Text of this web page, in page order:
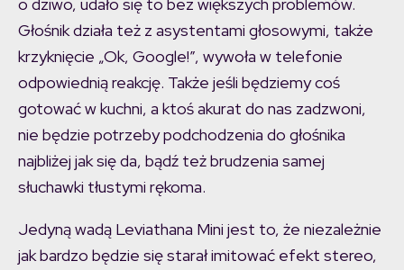
o dziwo, udało się to bez większych problemów.
Głośnik działa też z asystentami głosowymi, także
krzyknięcie „Ok, Google!”, wywoła w telefonie
odpowiednią reakcję. Także jeśli będziemy coś
gotować w kuchni, a ktoś akurat do nas zadzwoni,
nie będzie potrzeby podchodzenia do głośnika
najbliżej jak się da, bądź też brudzenia samej
słuchawki tłustymi rękoma.
Jedyną wadą Leviathana Mini jest to, że niezależnie
jak bardzo będzie się starał imitować efekt stereo,